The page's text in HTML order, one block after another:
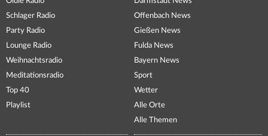
Schlager Radio
Party Radio
Lounge Radio
Weihnachtsradio
Meditationsradio
Top 40
Playlist
Offenbach News
Gießen News
Fulda News
Bayern News
Sport
Wetter
Alle Orte
Alle Themen